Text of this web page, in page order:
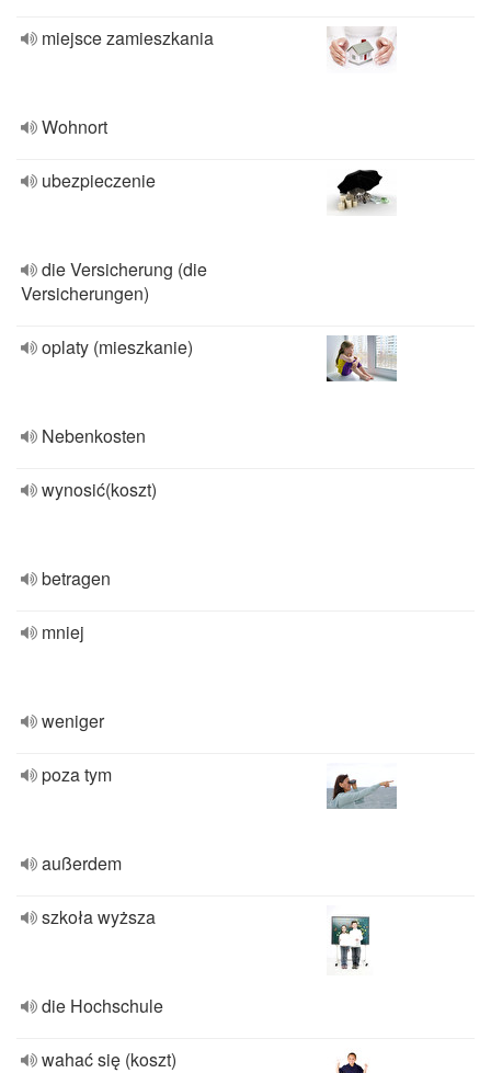
miejsce zamieszkania
Wohnort
ubezpieczenie
die Versicherung (die
Versicherungen)
oplaty (mieszkanie)
Nebenkosten
wynosić(koszt)
betragen
mniej
weniger
poza tym
außerdem
szkoła wyższa
die Hochschule
wahać się (koszt)